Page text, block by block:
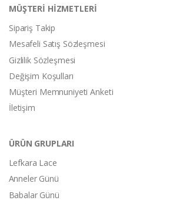
MÜŞTERİ HİZMETLERİ
Sipariş Takip
Mesafeli Satış Sözleşmesi
Gizlilik Sözleşmesi
Değişim Koşulları
Müşteri Memnuniyeti Anketi
İletişim
ÜRÜN GRUPLARI
Lefkara Lace
Anneler Günü
Babalar Günü